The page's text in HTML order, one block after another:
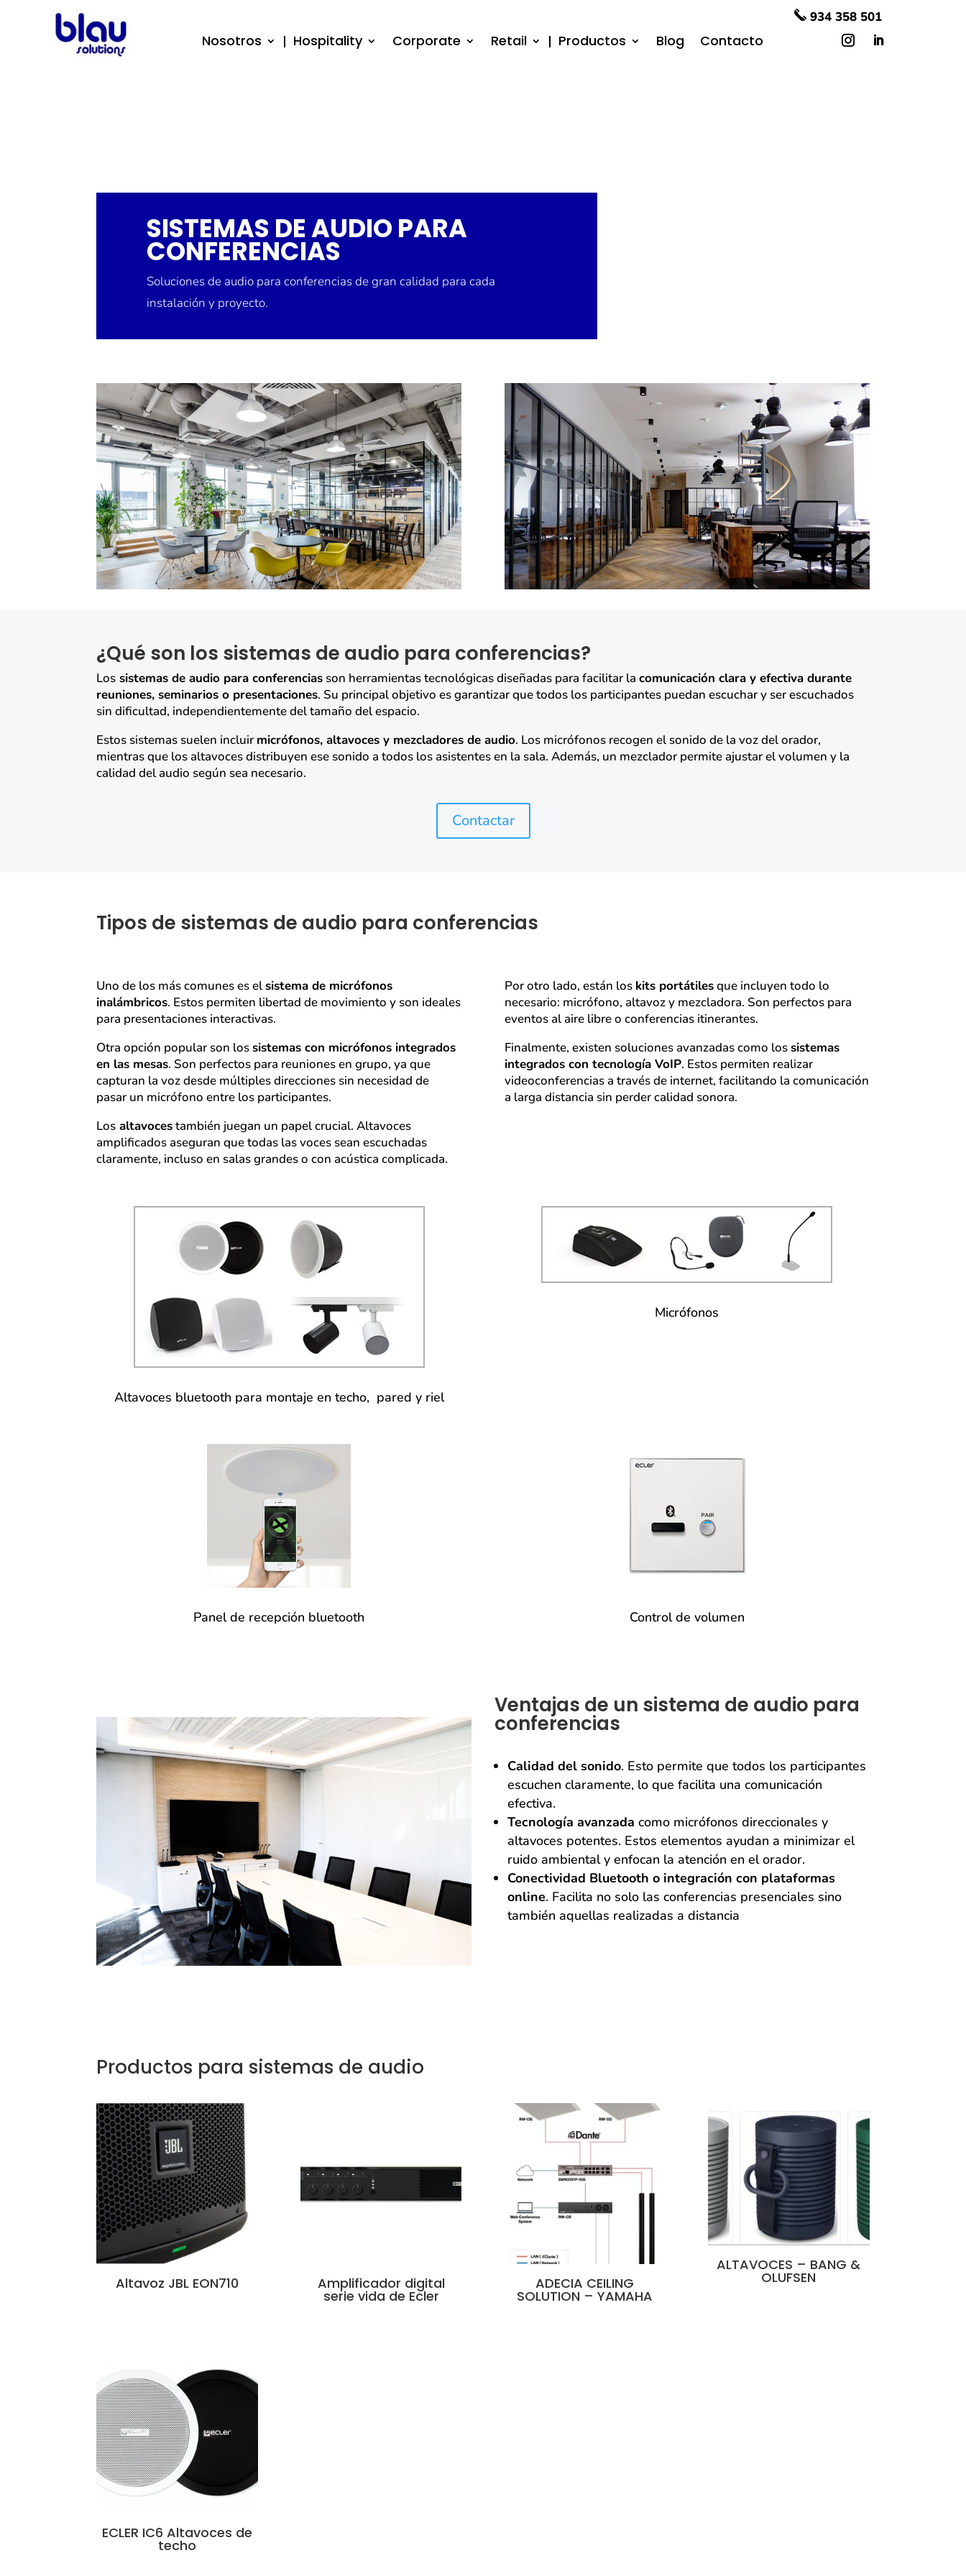
934 358 501
Nosotros Hospitality Corporate Retail Productos Blog Contacto
SISTEMAS DE AUDIO PARA
CONFERENCIAS
Soluciones de audio para conferencias de gran calidad para cada
instalación y proyecto.
¿Qué son los sistemas de audio para conferencias?
Los sistemas de audio para conferenciasson herramientas tecnológicas diseñadas para facilitar lacomunicación clara y efectiva durante
reuniones, seminarios o presentaciones. Su principal objetivo es garantizar que todos los participantes puedan escuchar y ser escuchados
sin dificultad, independientemente del tamaño del espacio.
Estos sistemas suelen incluir micrófonos, altavoces y mezcladores de audio. Los micrófonos recogen el sonido de la voz del orador,
mientras que los altavoces distribuyen ese sonido a todos los asistentes en la sala. Además, un mezclador permite ajustar el volumen y la
calidad del audio según sea necesario.
Contactar
Tipos de sistemas de audio para conferencias
Uno de los más comunes es elsistema de micrófonos
inalámbricos. Estos permiten libertad de movimiento y son ideales
para presentaciones interactivas.
Otra opción popular son lossistemas con micrófonos integrados
en las mesas. Son perfectos para reuniones en grupo, ya que
capturan la voz desde múltiples direcciones sin necesidad de
pasar un micrófono entre los participantes.
Los altavocestambién juegan un papel crucial. Altavoces
amplificados aseguran que todas las voces sean escuchadas
claramente, incluso en salas grandes o con acústica complicada.
Por otro lado, están los kits portátilesque incluyen todo lo
necesario: micrófono, altavoz y mezcladora. Son perfectos para
eventos al aire libre o conferencias itinerantes.
Finalmente, existen soluciones avanzadas como lossistemas
integrados con tecnología VoIP. Estos permiten realizar
videoconferencias a través de internet, facilitando la comunicación
a larga distancia sin perder calidad sonora.
Altavoces bluetooth para montaje en techo, pared y riel
Micrófonos
Panel de recepción bluetooth Control de volumen
Ventajas de un sistema de audio para
conferencias
Calidad del sonido. Esto permite que todos los participantes
escuchen claramente, lo que facilita una comunicación
efectiva.
Tecnología avanzada como micrófonos direccionales y
altavoces potentes. Estos elementos ayudan a minimizar el
ruido ambiental y enfocan la atención en el orador.
Conectividad Bluetooth o integración con plataformas
online. Facilita no solo las conferencias presenciales sino
también aquellas realizadas a distancia
Productos para sistemas de audio
Altavoz JBL EON710 Amplificador digital
serie vida de Ecler
ADECIA CEILING
SOLUTION – YAMAHA
ALTAVOCES – BANG &
OLUFSEN
ECLER IC6 Altavoces de
techo